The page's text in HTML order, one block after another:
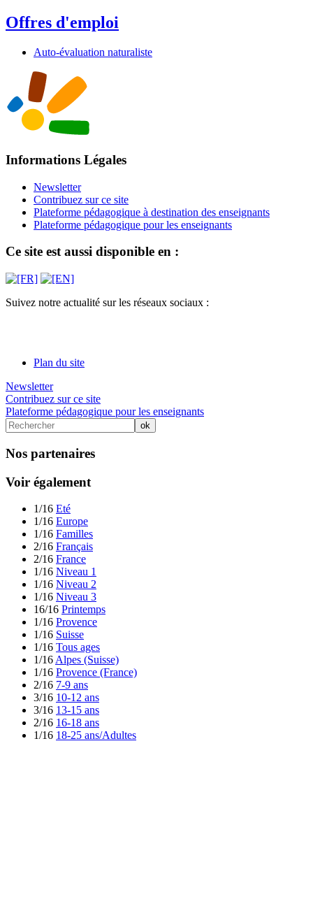
Offres d'emploi
Auto-évaluation naturaliste
Informations Légales
Newsletter
Contribuez sur ce site
Plateforme pédagogique à destination des enseignants
Plateforme pédagogique pour les enseignants
Ce site est aussi disponible en :
Suivez notre actualité sur les réseaux sociaux :
Plan du site
Newsletter
Contribuez sur ce site
Plateforme pédagogique pour les enseignants
Nos partenaires
Voir également
1/16 Eté
1/16 Europe
1/16 Familles
2/16 Français
2/16 France
1/16 Niveau 1
1/16 Niveau 2
1/16 Niveau 3
16/16 Printemps
1/16 Provence
1/16 Suisse
1/16 Tous ages
1/16 Alpes (Suisse)
1/16 Provence (France)
2/16 7-9 ans
3/16 10-12 ans
3/16 13-15 ans
2/16 16-18 ans
1/16 18-25 ans/Adultes